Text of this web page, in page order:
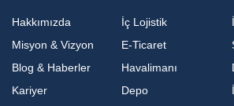
Hakkımızda İç Lojistik
Misyon & Vizyon
E-Ticaret
Blog & Haberler
Havalimanı
Kariyer
Depo